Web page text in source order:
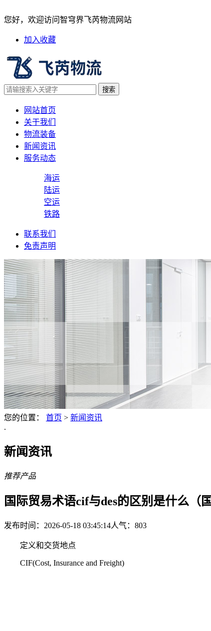
国际贸易术语cif与des的区别
您好，欢迎访问智穹界飞芮物流网站
加入收藏
网站首页
关于我们
物流装备
新闻资讯
服务动态
海运
陆运
空运
铁路
联系我们
免责声明
您的位置： 首页 > 新闻资讯
.
新闻资讯
推荐产品
国际贸易术语cif与des的区别是什么（
发布时间：2026-05-18 03:45:14人气： 803
定义和交货地点
CIF(Cost, Insurance and Freight)